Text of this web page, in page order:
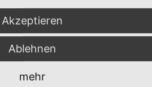
Thema im Kommentarfeld unter
Akzeptieren
Ablehnen
mehr